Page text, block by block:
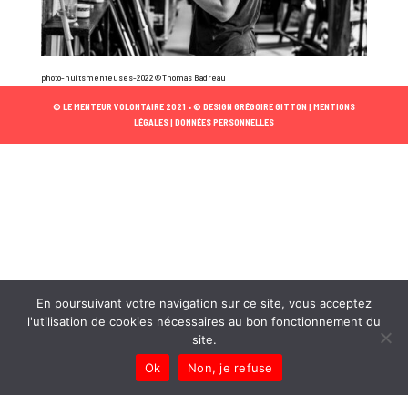
photo-nuitsmenteuses-2022©Thomas Badreau
© LE MENTEUR VOLONTAIRE 2021 •© DESIGN GRÉGOIRE GITTON | MENTIONS
LÉGALES | DONNÉES PERSONNELLES
En poursuivant votre navigation sur ce site, vous acceptez
l'utilisation de cookies nécessaires au bon fonctionnement du
site.
Ok
Non, je refuse